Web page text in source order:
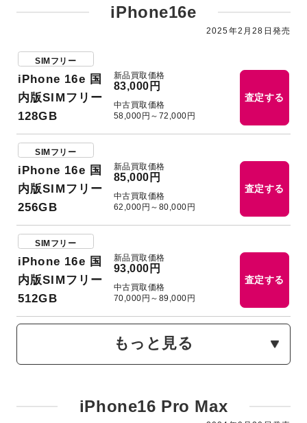
iPhone16e
2025年2月28日発売
SIMフリー
iPhone 16e 国
内版SIMフリー
128GB
新品買取価格
83,000円
中古買取価格
58,000円～72,000円
査定する
SIMフリー
iPhone 16e 国
内版SIMフリー
256GB
新品買取価格
85,000円
中古買取価格
62,000円～80,000円
査定する
SIMフリー
iPhone 16e 国
内版SIMフリー
512GB
新品買取価格
93,000円
中古買取価格
70,000円～89,000円
査定する
もっと見る
iPhone16 Pro Max